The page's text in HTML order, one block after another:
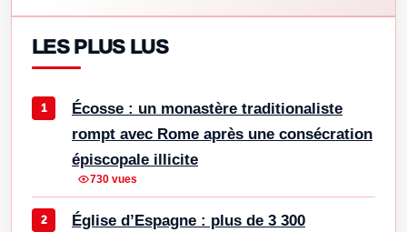
LES PLUS LUS
Écosse : un monastère traditionaliste
rompt avec Rome après une consécration
épiscopale illicite
730 vues
Église d’Espagne : plus de 3 300